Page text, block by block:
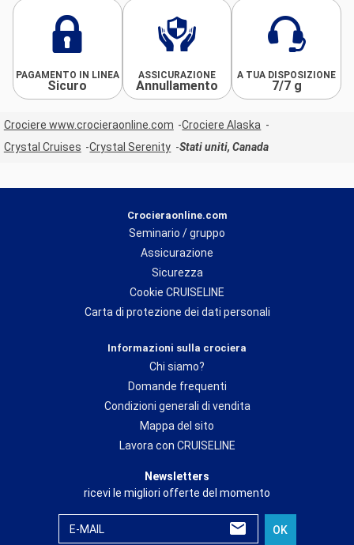
PAGAMENTO IN LINEA
Sicuro
ASSICURAZIONE
Annullamento
A TUA DISPOSIZIONE
7/7 g
Crociere www.crocieraonline.com
Crociere Alaska
Crystal Cruises
Crystal Serenity Stati uniti, Canada
Crocieraonline.com
Seminario / gruppo
Assicurazione
Sicurezza
Cookie CRUISELINE
Carta di protezione dei dati personali
Informazioni sulla crociera
Chi siamo?
Domande frequenti
Condizioni generali di vendita
Mappa del sito
Lavora con CRUISELINE
Newsletters
ricevi le migliori offerte del momento
E-MAIL OK